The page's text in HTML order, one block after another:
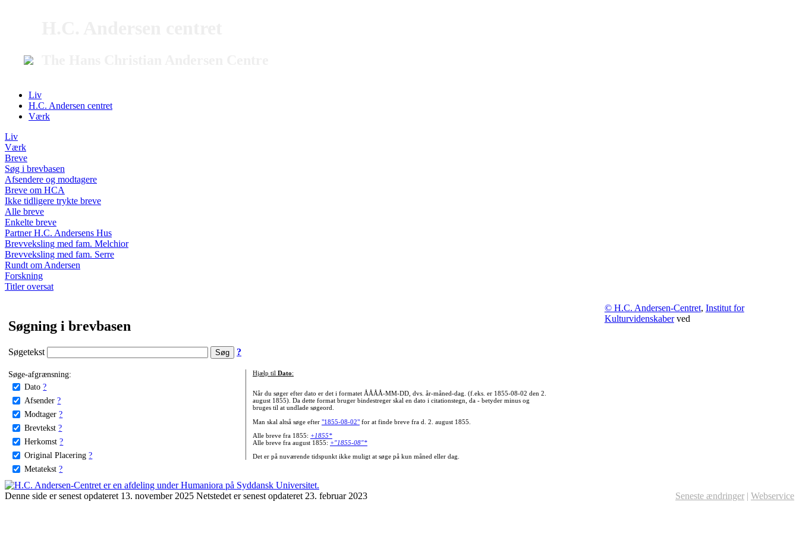
Liv
H.C. Andersen centret
Værk
Liv
Værk
Breve
Søg i brevbasen
Afsendere og modtagere
Breve om HCA
Ikke tidligere trykte breve
Alle breve
Enkelte breve
Partner H.C. Andersens Hus
Brevveksling med fam. Melchior
Brevveksling med fam. Serre
Rundt om Andersen
Forskning
Titler oversat
Søgning i brevbasen
Søgetekst ?
Søge-afgrænsning:
Dato ?
Afsender ?
Modtager ?
Brevtekst ?
Herkomst ?
Original Placering ?
Metatekst ?
Hjælp til Dato:
Når du søger efter dato er det i formatet ÅÅÅÅ-MM-DD, dvs. år-måned-dag. (f.eks. er 1855-08-02 den 2.
august 1855). Da dette format bruger bindestreger skal en dato i citationstegn, da - betyder minus og
bruges til at undlade søgeord.
Man skal altså søge efter "1855-08-02"for at finde breve fra d. 2. august 1855.
Alle breve fra 1855: +1855*
Alle breve fra august 1855: +"1855-08"*
Det er på nuværende tidspunkt ikke muligt at søge på kun måned eller dag.
© H.C. Andersen-Centret, Institut for
Kulturvidenskaberved
Denne side er senest opdateret 13. november 2025 Netstedet er senest opdateret 23. februar 2023 Seneste ændringer | Webservice